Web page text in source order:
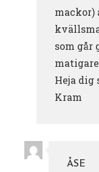
som går
Heja dig
Kram
ÅSE